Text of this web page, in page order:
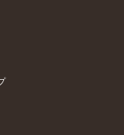
している場